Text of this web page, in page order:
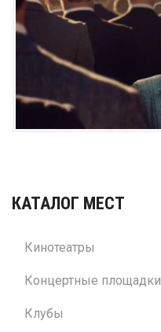
КАТАЛОГ МЕСТ
Кинотеатры
Концертные площадки
Клубы